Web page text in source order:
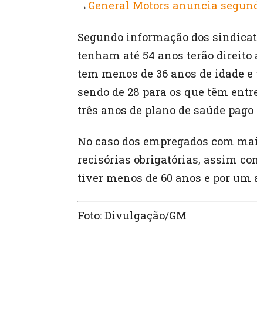
→General Motors anuncia
Segundo informação dos
tenham até 54 anos terão
tem menos de 36 anos de idade
sendo de 28 para os que têm
três anos de plano de saúde
No caso dos empregados com
recisórias obrigatórias, assim
tiver menos de 60 anos e por
Foto: Divulgação/GM